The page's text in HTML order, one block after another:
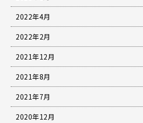
2022年4月
2022年2月
2021年12月
2021年8月
2021年7月
2020年12月